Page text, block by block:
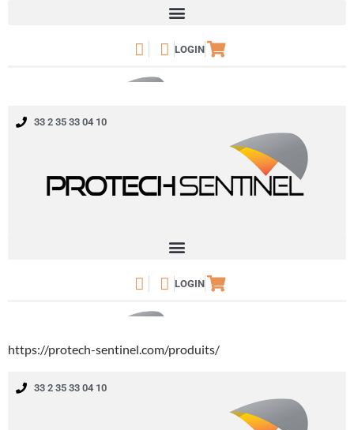
https://protech-sentinel.com/produits/